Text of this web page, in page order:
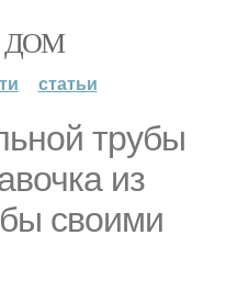
статьи
трубы
из
своими